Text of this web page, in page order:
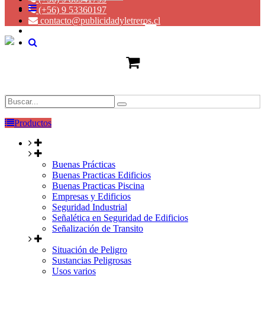
(+56) 9 53360197
contacto@publicidadyletreros.cl
Productos
Buenas Prácticas
Buenas Practicas Edificios
Buenas Practicas Piscina
Empresas y Edificios
Seguridad Industrial
Señalética en Seguridad de Edificios
Señalización de Transito
Situación de Peligro
Sustancias Peligrosas
Usos varios